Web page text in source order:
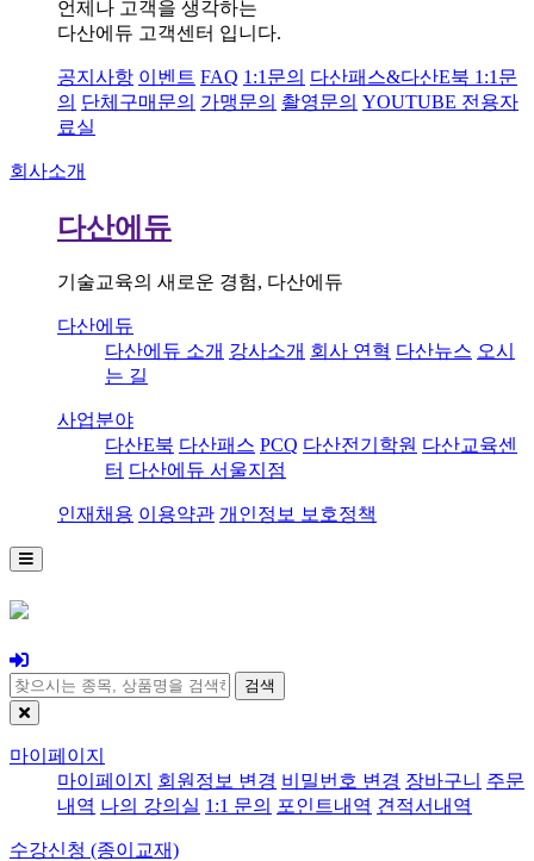
언제나 고객을 생각하는
다산에듀 고객센터 입니다.
공지사항 이벤트 FAQ 1:1문의 다산패스&다산E북 1:1문
의 단체구매문의 가맹문의 촬영문의 YOUTUBE 전용자
료실
회사소개
다산에듀
기술교육의 새로운 경험, 다산에듀
다산에듀
다산에듀 소개 강사소개 회사 연혁 다산뉴스 오시
는 길
사업분야
다산E북 다산패스 PCQ 다산전기학원 다산교육센
터 다산에듀 서울지점
인재채용 이용약관 개인정보 보호정책
검색
마이페이지
마이페이지
회원정보 변경 비밀번호 변경 장바구니 주문
내역 나의 강의실 1:1 문의 포인트내역 견적서내역
수강신청 (종이교재)